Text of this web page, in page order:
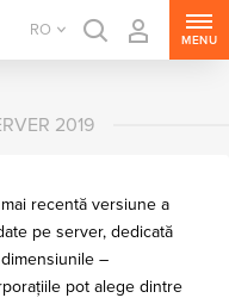
RO
MENU
2019
recentă versiune a
pe server, dedicată
–
pot alege dintre